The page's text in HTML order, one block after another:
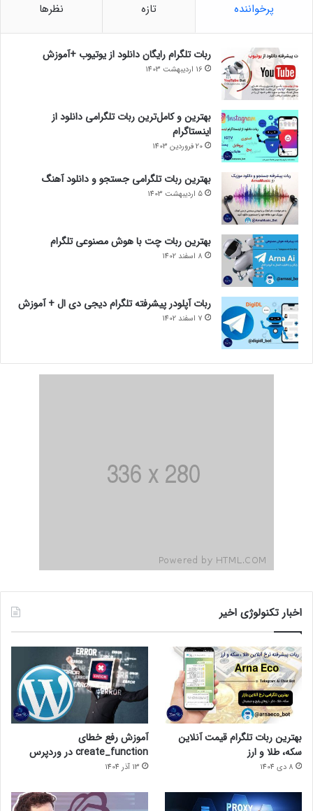
پرخواننده تازه نظرها
ربات تلگرام رایگان دانلود از یوتیوب +آموزش
16 اردیبهشت 1403
بهترین و کامل‌ترین ربات تلگرامی دانلود از
اینستاگرام
20 فروردین 1403
بهترین ربات تلگرامی جستجو و دانلود آهنگ
5 اردیبهشت 1403
بهترین ربات چت با هوش مصنوعی تلگرام
8 اسفند 1402
ربات آپلودر پیشرفته تلگرام دیجی دی ال + آموزش
7 اسفند 1402
اخبار تکنولوژی اخیر
بهترین ربات تلگرام قیمت آنلاین
سکه، طلا و ارز
8 دی 1404
آموزش رفع خطای
create_function در وردپرس
13 آذر 1404